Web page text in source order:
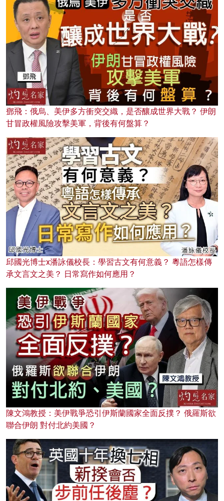
鄧飛：俄烏、美伊多方衝突交織，是否釀成世界大戰？ 伊朗
甘冒政權風險攻擊美軍，背後有何盤算？
邱國光博士x潘詠儀校長：學習古文有何意義？ 粵語怎樣傳
承文言文之美？ 日常寫作如何應用？
陳文鴻教授：美伊戰爭恐引伊斯蘭國家全面反撲？ 俄羅斯欲
聯合伊朗 對付北約美國？